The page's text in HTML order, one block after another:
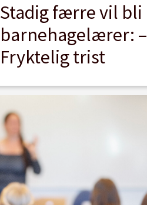
Stadig færre vil bli
barnehagelærer: –
Fryktelig trist